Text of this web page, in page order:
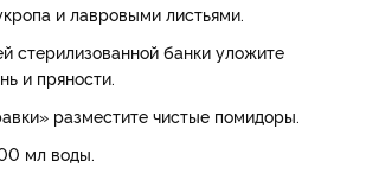
и лавровыми листьями.
стерилизованной банки уложите
и пряности.
разместите чистые помидоры.
мл воды.